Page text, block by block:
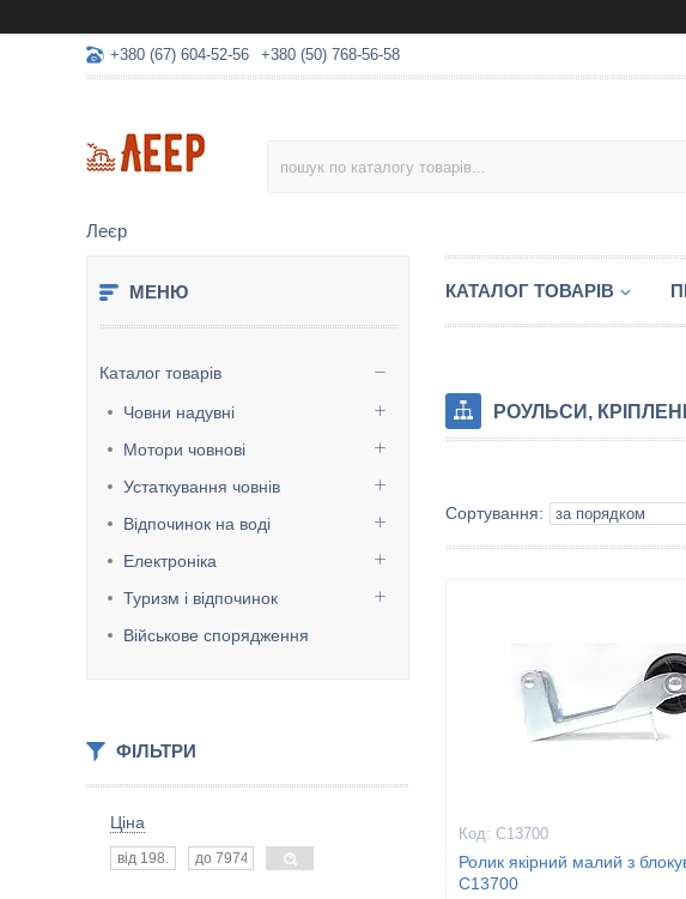
+380 (67) 604-52-56 +380 (50) 768-56-58
Леєр
Каталог товарів
Човни надувні
Мотори човнові
Устаткування човнів
Відпочинок на воді
Електроніка
Туризм і відпочинок
Військове спорядження
ФІЛЬТРИ
Ціна
КАТАЛОГ ТОВАРІВ
РОУЛЬСИ,
C13700
Ролик якірний малий з
C13700